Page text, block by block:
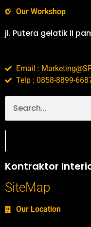
Our Workshop
jl. Putera gelatik II
Email :
Telp : 0858-8899-
Kontraktor
SiteMap
Our Location